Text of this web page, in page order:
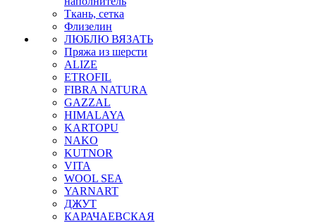
Ткань, сетка
Флизелин
ЛЮБЛЮ ВЯЗАТЬ
Пряжа из шерсти
ALIZE
ETROFIL
FIBRA NATURA
GAZZAL
HIMALAYA
KARTOPU
NAKO
KUTNOR
VITA
WOOL SEA
YARNART
ДЖУТ
КАРАЧАЕВСКАЯ